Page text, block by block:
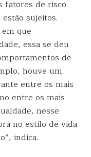
fatores de risco
sujeitos.
que
essa se deu
de
houve um
entre os mais
entre os mais
nesse
no estilo de vida
indica.